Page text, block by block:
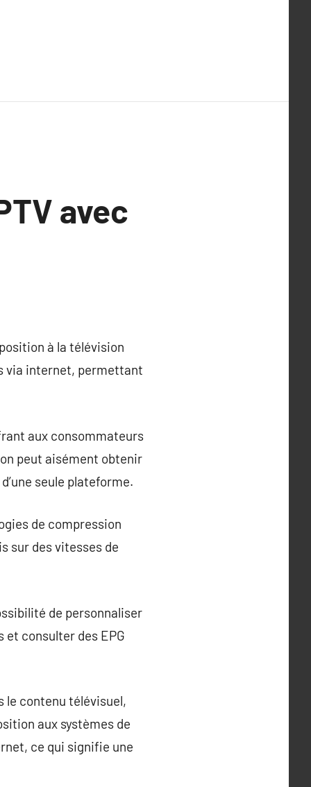
avec
à la télévision
via internet, permettant
aux consommateurs
peut aisément obtenir
seule plateforme.
de compression
sur des vitesses de
de personnaliser
et consulter des EPG
le contenu télévisuel,
aux systèmes de
ce qui signifie une